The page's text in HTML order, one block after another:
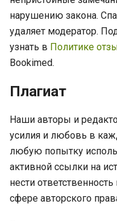
нарушению закона.
удаляет модератор.
узнать в Политике
Bookimed.
Плагиат
Наши авторы и
усилия и любовь в
любую попытку
активной ссылки на
нести
сфере авторского